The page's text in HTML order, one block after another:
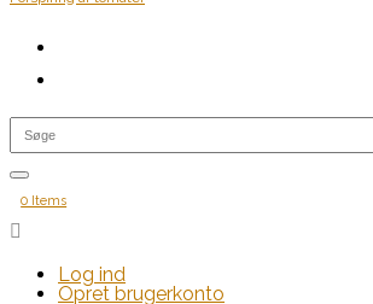
0 Items

Log ind
Opret brugerkonto